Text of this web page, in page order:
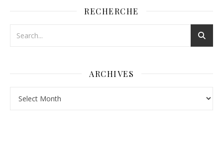
RECHERCHE
ARCHIVES